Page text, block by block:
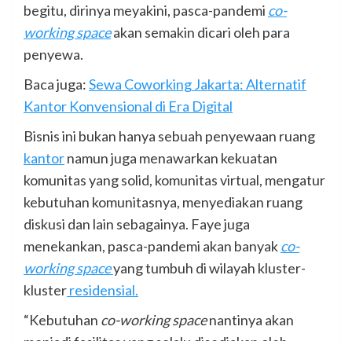
begitu, dirinya meyakini, pasca-pandemi co-
working spaceakan semakin dicari oleh para
penyewa.
Baca juga:Sewa Coworking Jakarta: Alternatif
Kantor Konvensional di Era Digital
Bisnis ini bukan hanya sebuah penyewaan ruang
kantornamun juga menawarkan kekuatan
komunitas yang solid, komunitas virtual, mengatur
kebutuhan komunitasnya, menyediakan ruang
diskusi dan lain sebagainya. Faye juga
menekankan, pasca-pandemi akan banyakco-
working spaceyang tumbuh di wilayah kluster-
klusterresidensial.
“Kebutuhan co-working spacenantinya akan